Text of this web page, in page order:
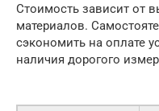
Стоимость зависит от
материалов.
сэкономить на оплате
наличия дорогого